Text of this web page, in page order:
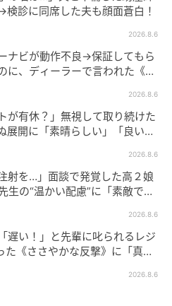
検診に同席した夫も顔面蒼白！
2026.8.6
ナビが動作不良→保証してもら
に、ディーラーで言われた《事
2026.8.6
が有休？」無視して取り続けた
開に「素晴らしい」「良いこ
2026.8.6
射を…」面談で発覚した高２娘
生の“温かい配慮”に「素敵です
2026.8.6
遅い！」と先輩に叱られるレジ
《ささやかな反撃》に「真似
2026.8.6